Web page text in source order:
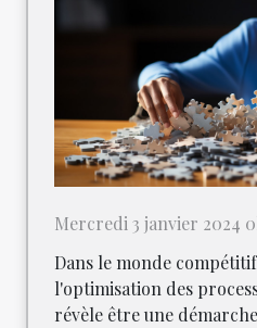
Mercredi 3 janvier 2024
Dans le monde
l'optimisation des
révèle être une